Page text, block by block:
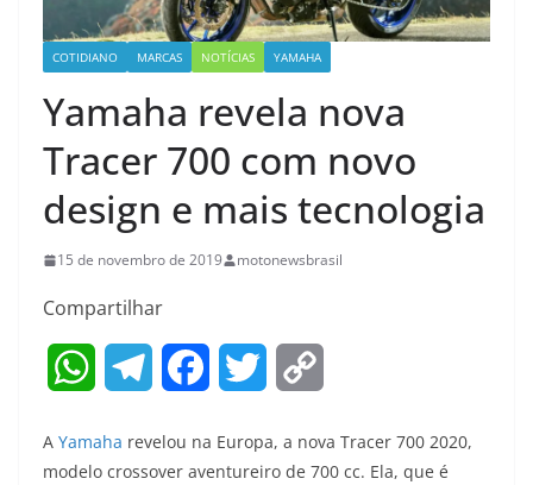
COTIDIANO MARCAS NOTÍCIAS YAMAHA
Yamaha revela nova
Tracer 700 com novo
design e mais tecnologia
15 de novembro de 2019 motonewsbrasil
Compartilhar
W
a
l
c
i
p
A Yamaha revelou na Europa, a nova Tracer 700 2020,
modelo crossover aventureiro de 700 cc. Ela, que é